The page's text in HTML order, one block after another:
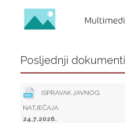
Posljednji dokumenti
ISPRAVAK JAVNOG
NATJEČAJA
24.7.2026.